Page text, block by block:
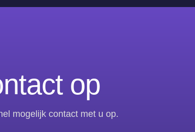
op
mogelijk contact met u op.